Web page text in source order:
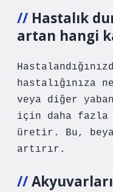
Hastalık
artan hangi
hastalığınıza
veya diğer
için daha fazla
üretir. Bu,
artırır.